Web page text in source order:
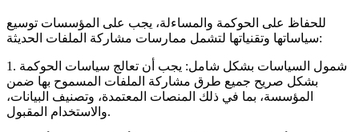
للحفاظ على الحوكمة والمساءلة، يجب على المؤسسات توسيع
سياساتها وتقنياتها لتشمل ممارسات مشاركة الملفات الحديثة:
1. شمول السياسات بشكل شامل: يجب أن تعالج سياسات الحوكمة
بشكل صريح جميع طرق مشاركة الملفات المسموح بها ضمن
المؤسسة، بما في ذلك المنصات المعتمدة، وتصنيف البيانات،
والاستخدام المقبول.